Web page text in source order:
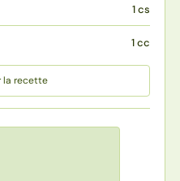
1 cs
1 cc
la recette